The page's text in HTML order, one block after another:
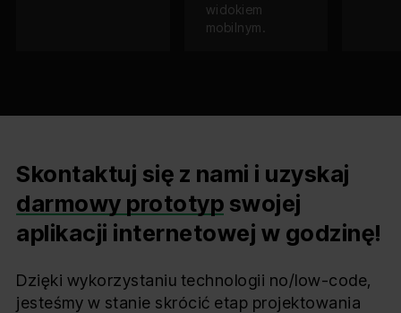
widokiem
mobilnym.
Skontaktuj się z nami i uzyskaj
darmowy prototyp swojej
aplikacji internetowej w godzinę!
Dzięki wykorzystaniu technologii no/low-code,
jesteśmy w stanie skrócić etap projektowania